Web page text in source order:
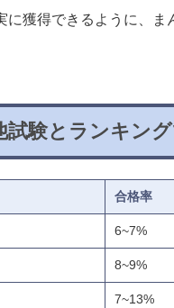
獲得できるように、ま
試験とランキン
合格率
6~7%
8~9%
7~13%